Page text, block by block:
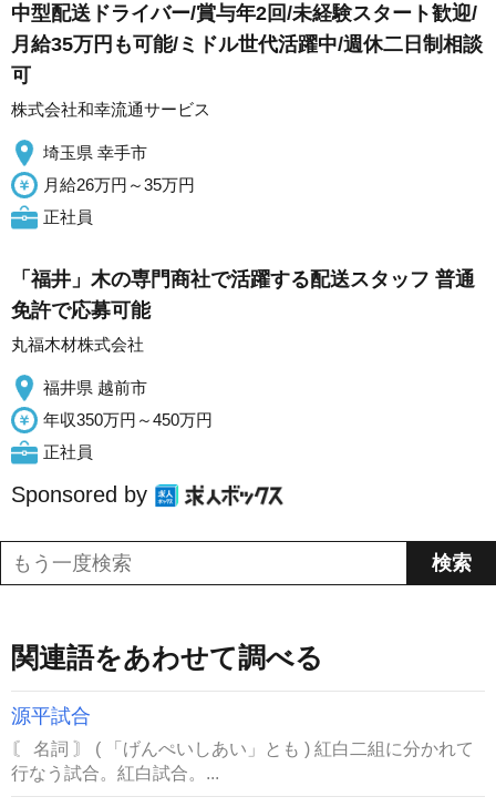
中型配送ドライバー/賞与年2回/未経験スタート歓迎/
月給35万円も可能/ミドル世代活躍中/週休二日制相談
可
株式会社和幸流通サービス
埼玉県 幸手市
月給26万円～35万円
正社員
「福井」木の専門商社で活躍する配送スタッフ 普通
免許で応募可能
丸福木材株式会社
福井県 越前市
年収350万円～450万円
正社員
Sponsored by
関連語をあわせて調べる
源平試合
〘 名詞 〙 ( 「げんぺいしあい」とも ) 紅白二組に分かれて
行なう試合。紅白試合。...